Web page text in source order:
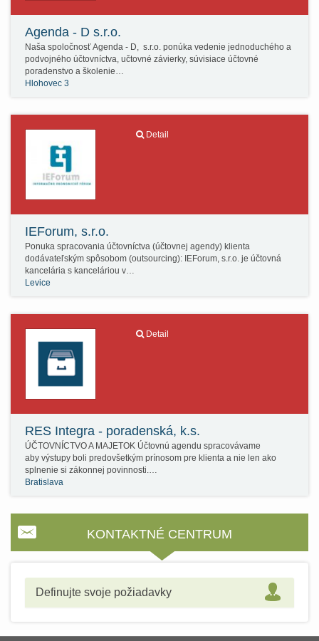
Agenda - D s.r.o.
Naša spoločnosť Agenda - D, s.r.o. ponúka vedenie jednoduchého a
podvojného účtovníctva, učtovné závierky, súvisiace účtovné
poradenstvo a školenie…
Hlohovec 3
Detail
IEForum, s.r.o.
Ponuka spracovania účtovníctva (účtovnej agendy) klienta
dodávateľským spôsobom (outsourcing): IEForum, s.r.o. je účtovná
kancelária s kanceláriou v…
Levice
Detail
RES Integra - poradenská, k.s.
ÚČTOVNÍCTVO A MAJETOK Účtovnú agendu spracovávame
aby výstupy boli predovšetkým prínosom pre klienta a nie len ako
splnenie si zákonnej povinnosti.…
Bratislava
KONTAKTNÉ CENTRUM
Definujte svoje požiadavky